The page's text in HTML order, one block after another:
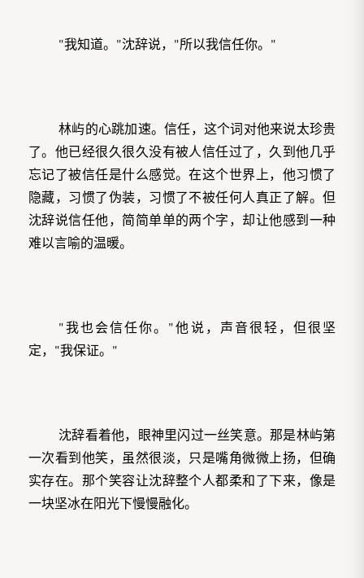
"我知道。"沈辞说，"所以我信任你。"
林屿的心跳加速。信任，这个词对他来说太珍贵
了。他已经很久很久没有被人信任过了，久到他几乎
忘记了被信任是什么感觉。在这个世界上，他习惯了
隐藏，习惯了伪装，习惯了不被任何人真正了解。但
沈辞说信任他，简简单单的两个字，却让他感到一种
难以言喻的温暖。
"我也会信任你。"他说，声音很轻，但很坚
定，"我保证。"
沈辞看着他，眼神里闪过一丝笑意。那是林屿第
一次看到他笑，虽然很淡，只是嘴角微微上扬，但确
实存在。那个笑容让沈辞整个人都柔和了下来，像是
一块坚冰在阳光下慢慢融化。